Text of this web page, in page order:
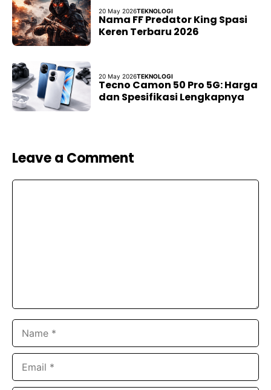
20 May 2026TEKNOLOGI
Nama FF Predator King Spasi
Keren Terbaru 2026
20 May 2026TEKNOLOGI
Tecno Camon 50 Pro 5G: Harga
dan Spesifikasi Lengkapnya
Leave a Comment